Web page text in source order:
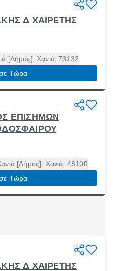
Δ ΧΑΙΡΕΤΗΣ
[Δήμος], Χανιά, 73132
Τώρα
ΕΠΙΣΗΜΩΝ
[Δήμος], Χανιά, 48100
Τώρα
Δ ΧΑΙΡΕΤΗΣ